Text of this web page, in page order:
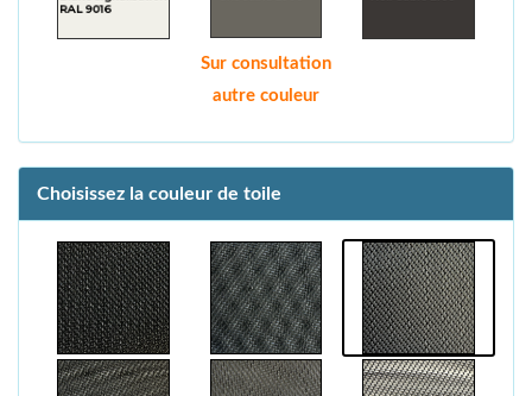
Sur consultation
autre couleur
Choisissez la couleur de toile